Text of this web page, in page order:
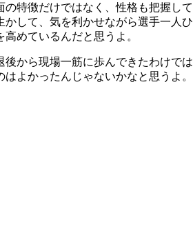
の特徴だけではなく、性格も把握して
かして、気を利かせながら選手一人ひ
めているんだと思うよ。
後から現場一筋に歩んできたわけでは
よかったんじゃないかなと思うよ。